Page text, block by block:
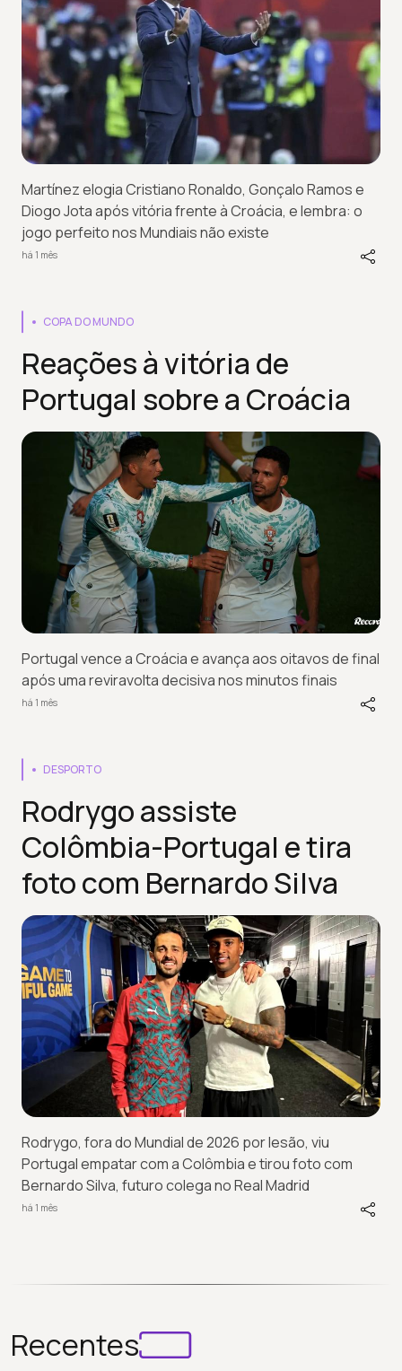
Martínez elogia Cristiano Ronaldo, Gonçalo Ramos e
Diogo Jota após vitória frente à Croácia, e lembra: o
jogo perfeito nos Mundiais não existe
há 1 mês
COPA DO MUNDO
Reações à vitória de
Portugal sobre a Croácia
Portugal vence a Croácia e avança aos oitavos de final
após uma reviravolta decisiva nos minutos finais
há 1 mês
DESPORTO
Rodrygo assiste
Colômbia-Portugal e tira
foto com Bernardo Silva
Rodrygo, fora do Mundial de 2026 por lesão, viu
Portugal empatar com a Colômbia e tirou foto com
Bernardo Silva, futuro colega no Real Madrid
há 1 mês
Recentes